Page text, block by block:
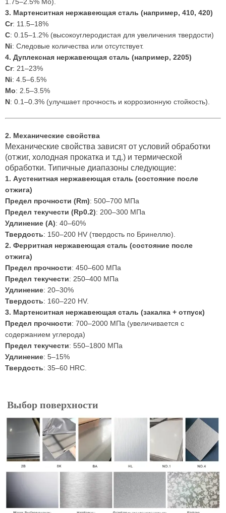
3. Мартенситная нержавеющая сталь (например, 410, 420)
Cr: 11.5–18%
C: 0.15–1.2% (высокоуглеродистая для увеличения твердости)
Ni: Следовые количества или отсутствует.
4. Дуплексная нержавеющая сталь (например, 2205)
Cr: 21–23%
Ni: 4.5–6.5%
Mo: 2.5–3.5%
N: 0.1–0.3% (улучшает прочность и коррозионную стойкость).
2. Механические свойства
Механические свойства зависят от условий обработки
(отжиг, холодная прокатка и т.д.) и термической
обработки. Типичные диапазоны следующие:
1. Аустенитная нержавеющая сталь (состояние после
отжига)
Предел прочности (Rm): 500–700 МПа
Предел текучести (Rp0.2): 200–300 МПа
Удлинение (A): 40–60%
Твердость: 150–200 HV (твердость по Бринеллю).
2. Ферритная нержавеющая сталь (состояние после
отжига)
Предел прочности: 450–600 МПа
Предел текучести: 250–400 МПа
Удлинение: 20–30%
Твердость: 160–220 HV.
3. Мартенситная нержавеющая сталь (закалка + отпуск)
Предел прочности: 700–2000 МПа (увеличивается с
содержанием углерода)
Предел текучести: 550–1800 МПа
Удлинение: 5–15%
Твердость: 35–60 HRC.
Выбор поверхности